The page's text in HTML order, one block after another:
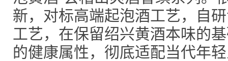
新，对标高端起泡酒工艺，自
工艺，在保留绍兴黄酒本味的
的健康属性，彻底适配当代年